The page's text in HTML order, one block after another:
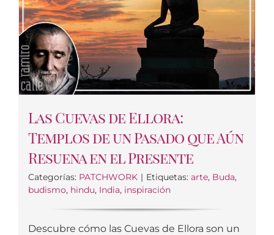
Las Cuevas de Ellora:
Templos de un Pasado que Aún
Resuena en el Presente
Categorías: PATCHWORK | Etiquetas: arte, Buda,
budismo, hindu, India, inspiración
Descubre cómo las Cuevas de Ellora son un